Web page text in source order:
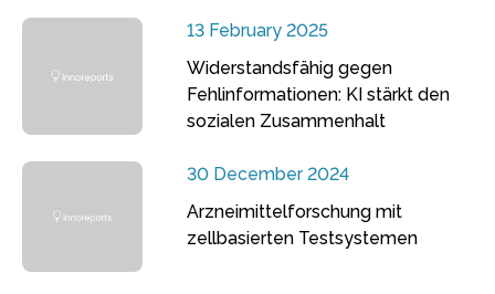
13 February 2025
Widerstandsfähig gegen
Fehlinformationen: KI stärkt den
sozialen Zusammenhalt
30 December 2024
Arzneimittelforschung mit
zellbasierten Testsystemen